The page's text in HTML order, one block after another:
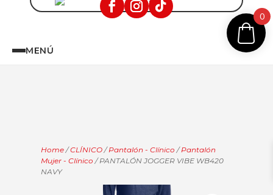
MENÚ
Home/CLÍNICO/Pantalón - Clínico /Pantalón
Mujer - Clínico / PANTALÓN JOGGER VIBE WB420
NAVY
0